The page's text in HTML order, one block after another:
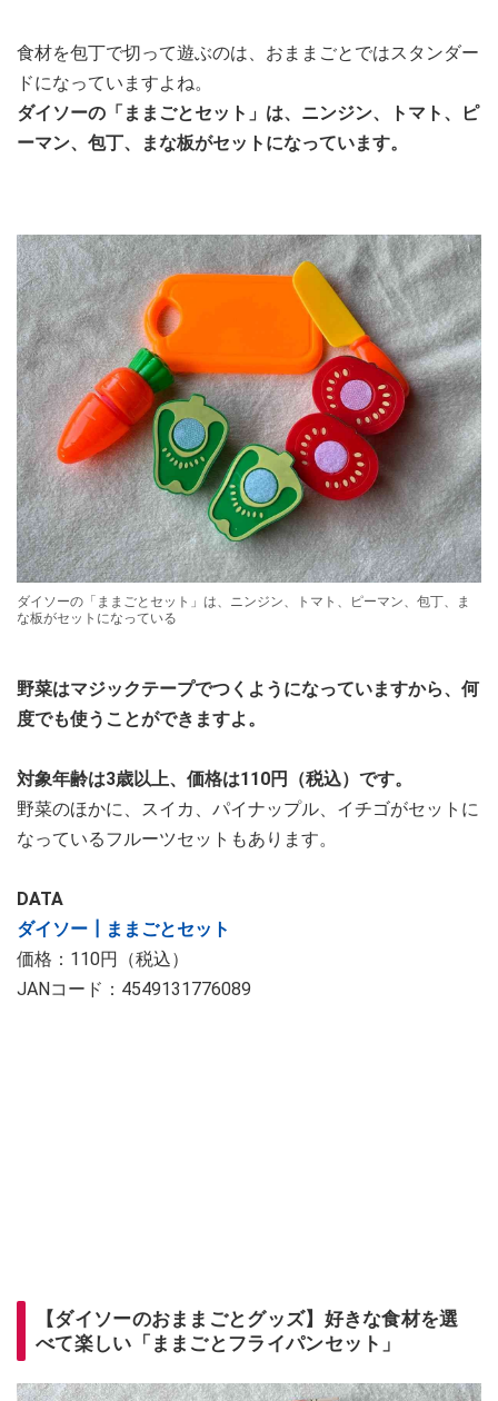
食材を包丁で切って遊ぶのは、おままごとではスタンダー
ドになっていますよね。
ダイソーの「ままごとセット」は、ニンジン、トマト、ピ
ーマン、包丁、まな板がセットになっています。
ダイソーの「ままごとセット」は、ニンジン、トマト、ピーマン、包丁、ま
な板がセットになっている
野菜はマジックテープでつくようになっていますから、何
度でも使うことができますよ。
対象年齢は3歳以上、価格は110円（税込）です。
野菜のほかに、スイカ、パイナップル、イチゴがセットに
なっているフルーツセットもあります。
DATA
ダイソー┃ままごとセット
価格：110円（税込）
JANコード：4549131776089
【ダイソーのおままごとグッズ】好きな食材を選
べて楽しい「ままごとフライパンセット」